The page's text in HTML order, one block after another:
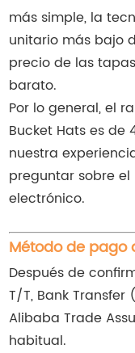
más simple, la
unitario más bajo
precio de las
barato.
Por lo general, el
Bucket Hats es de
nuestra
preguntar sobre
electrónico.
Método de pago
Después de
T/T, Bank Transfer
Alibaba Trade
habitual.